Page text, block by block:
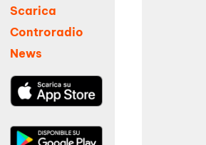
Scarica
Controradio
News